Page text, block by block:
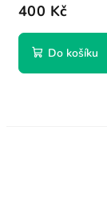
400 Kč
Do košíku